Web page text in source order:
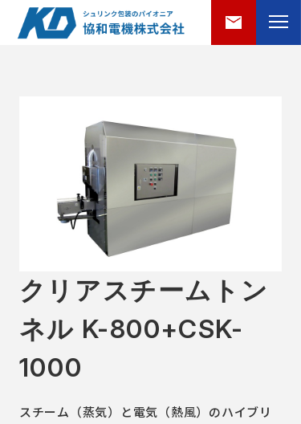
クリアスチームトン
ネル K-800+CSK-
1000
スチーム（蒸気）と電気（熱風）のハイブリ